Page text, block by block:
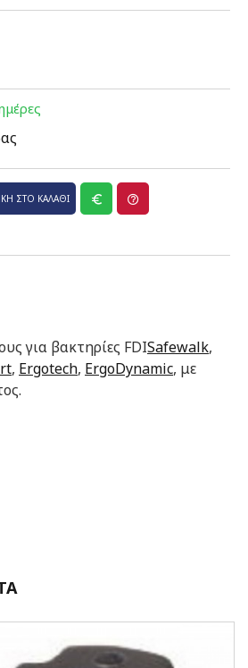
ΣΤΟ ΚΑΛΆΘΙ
για βακτηρίες FDISafewalk,
, Ergotech, ErgoDynamic, με